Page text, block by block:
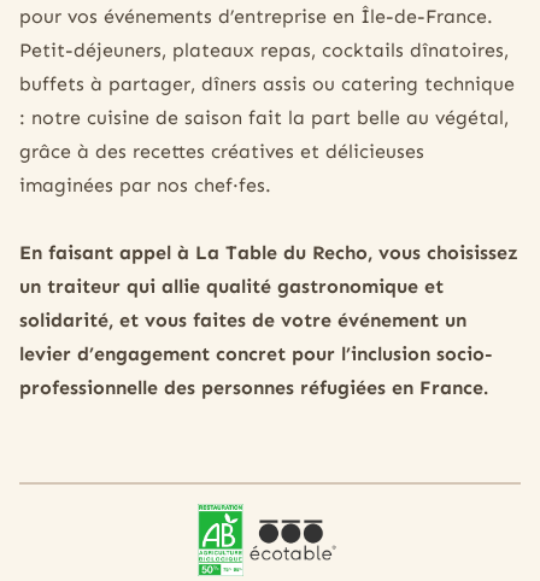
pour vos événements d’entreprise en Île-de-France.
Petit-déjeuners, plateaux repas, cocktails dînatoires,
buffets à partager, dîners assis ou catering technique
: notre cuisine de saison fait la part belle au végétal,
grâce à des recettes créatives et délicieuses
imaginées par nos chef·fes.
En faisant appel à La Table du Recho, vous choisissez
un traiteur qui allie qualité gastronomique et
solidarité, et vous faites de votre événement un
levier d’engagement concret pour l’inclusion socio-
professionnelle des personnes réfugiées en France.